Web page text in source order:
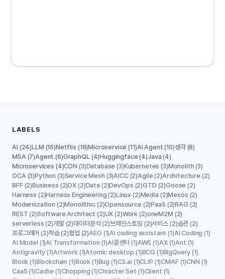
LABELS
AI (24)LLM (16)Netflix (16)Microservice (11)AI Agent (10)생각 (8)
MSA (7)Agent (6)GraphQL (4)Huggingface (4)Java (4)
Microservices (4)CDN (3)Database (3)Kubernetes (3)Monolith (3)
OCA (3)Python (3)Service Mesh (3)AICC (2)Agile (2)Architecture (2)
BFF (2)Business (2)DX (2)Data (2)DevOps (2)GTD (2)Goose (2)
Harness (2)Harness Engineering (2)Linux (2)Media (2)Mesos (2)
Modernization (2)Monolithic (2)Opensource (2)PaaS (2)RAG (2)
REST (2)Software Architect (2)UX (2)Work (2)oneM2M (2)
serverless (2)개발 (2)데이터분석 (2)브레인스토밍 (2)서비스 (2)습관 (2)
프로그래머 (2)학습 (2)협업 (2)AEO (1)AI coding assistant (1)AI Coding (1)
AI Model (1)AI Transformation (1)AI콜센터 (1)AWS (1)AX (1)Ant (1)
Antigravity (1)Artwork (1)Atomic desktop (1)BCG (1)BigQuery (1)
Block (1)Blockchain (1)Book (1)Bug (1)C3.ai (1)CLIP (1)CMAF (1)CNN (1)
CaaS (1)Cache (1)Chopping (1)Chracter Set (1)Client (1)